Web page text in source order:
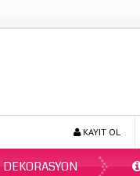
Mı 2026? KAYIT OL
DEKORASYON